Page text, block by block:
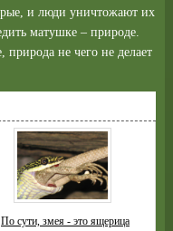
и люди уничтожают их
матушке – природе.
не чего не делает
По сути, змея - это ящерица